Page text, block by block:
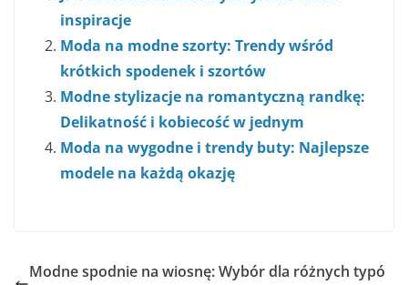
inspiracje
Moda na modne szorty: Trendy wśród
krótkich spodenek i szortów
Modne stylizacje na romantyczną randkę:
Delikatność i kobiecość w jednym
Moda na wygodne i trendy buty: Najlepsze
modele na każdą okazję
Modne spodnie na wiosnę: Wybór dla różnych typó